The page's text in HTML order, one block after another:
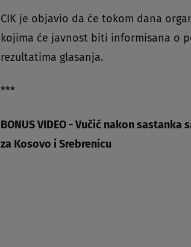
CIK je objavio da će tokom dana
kojima će javnost biti informisana o
rezultatima glasanja.
***
BONUS VIDEO - Vučić nakon
za Kosovo i Srebrenicu